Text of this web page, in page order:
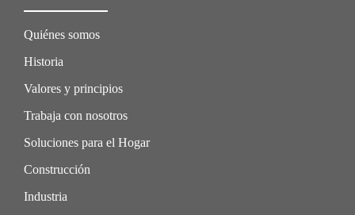
Quiénes somos
Historia
Valores y principios
Trabaja con nosotros
Soluciones para el Hogar
Construcción
Industria